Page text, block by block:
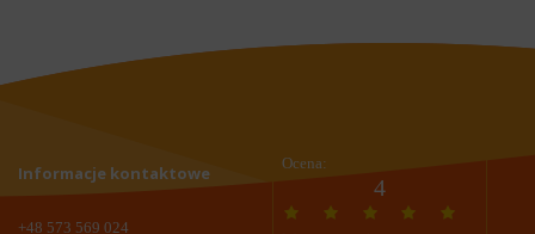
Informacje kontaktowe
+48 573 569 024
Ocena:
4